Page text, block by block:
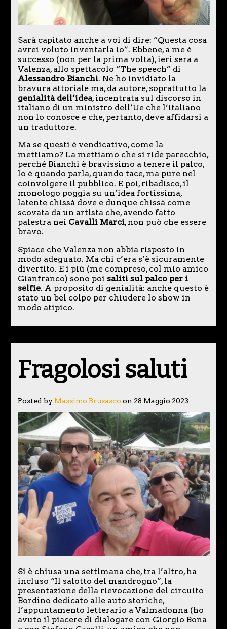
Sarà capitato anche a voi di dire: “Questa cosa
avrei voluto inventarla io”. Ebbene, a me è
successo (non per la prima volta), ieri sera a
Valenza, allo spettacolo “The speech” di
Alessandro Bianchi. Ne ho invidiato la
bravura attoriale ma, da autore, soprattutto la
genialità dell’idea, incentrata sul discorso in
italiano di un ministro dell’Ue che l’italiano
non lo conosce e che, pertanto, deve affidarsi a
un traduttore.
Ma se questi è vendicativo, come la
mettiamo? La mettiamo che si ride parecchio,
perché Bianchi è bravissimo a tenere il palco,
lo è quando parla, quando tace, ma pure nel
coinvolgere il pubblico. E poi, ribadisco, il
monologo poggia su un’idea fortissima,
latente chissà dove e dunque chissà come
scovata da un artista che, avendo fatto
palestra nei Cavalli Marci, non può che essere
bravo.
Spiace che Valenza non abbia risposto in
modo adeguato. Ma chi c’era s’è sicuramente
divertito. E i più (me compreso, col mio amico
Gianfranco) sono poi saliti sul palco per i
selfie. A proposito di genialità: anche questo è
stato un bel colpo per chiudere lo show in
modo atipico.
Fragolosi saluti
Posted by Massimo Brusasco on 28 Maggio 2023
Si è chiusa una settimana che, tra l’altro, ha
incluso “Il salotto del mandrogno”, la
presentazione della rievocazione del circuito
Bordino dedicato alle auto storiche,
l’appuntamento letterario a Valmadonna (ho
avuto il piacere di dialogare con Giorgio Bona